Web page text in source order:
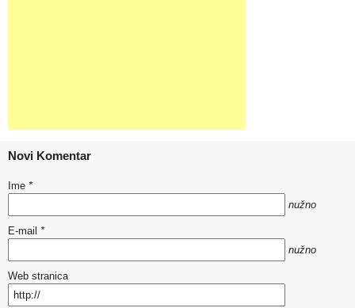
Novi Komentar
Ime *
nužno
E-mail *
nužno
Web stranica